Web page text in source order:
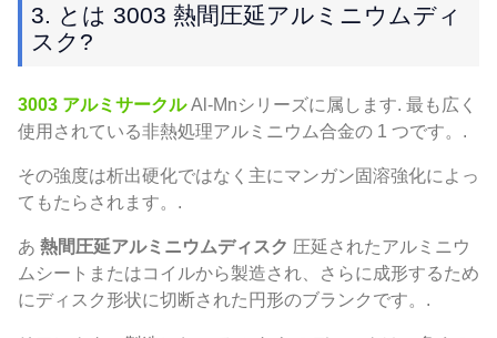
3. とは 3003 熱間圧延アルミニウムディ
スク?
3003 アルミサークルAl-Mnシリーズに属します. 最も広く
使用されている非熱処理アルミニウム合金の 1 つです。.
その強度は析出硬化ではなく主にマンガン固溶強化によっ
てもたらされます。.
あ 熱間圧延アルミニウムディスク 圧延されたアルミニウ
ムシートまたはコイルから製造され、さらに成形するため
にディスク形状に切断された円形のブランクです。.